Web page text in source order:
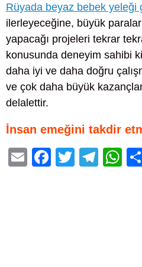
Rüyada beyaz bebek yeleği
ilerleyeceğine, büyük
yapacağı projeleri tekrar
konusunda deneyim sahibi
daha iyi ve daha doğru
ve çok daha büyük
delalettir.
İnsan emeğini takdir
E
F
T
T
W